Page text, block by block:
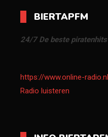
BIERTAPFM
24/7 De beste
https://www.online-radio.nl
Radio luisteren